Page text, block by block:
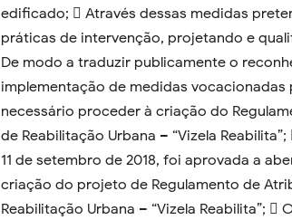
edificado;  Através dessas medidas
práticas de intervenção, projetando e
De modo a traduzir publicamente o
implementação de medidas
necessário proceder à criação do
de Reabilitação Urbana – “Vizela
11 de setembro de 2018, foi aprovada a
criação do projeto de Regulamento de
Reabilitação Urbana – “Vizela Reabilita”;